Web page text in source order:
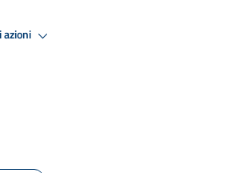
azioni